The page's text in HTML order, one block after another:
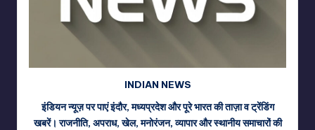
INDIAN NEWS
इंडियन न्यूज़ पर पाएं इंदौर, मध्यप्रदेश और पूरे भारत की ताज़ा व ट्रेंडिंग
खबरें। राजनीति, अपराध, खेल, मनोरंजन, व्यापार और स्थानीय समाचारों की